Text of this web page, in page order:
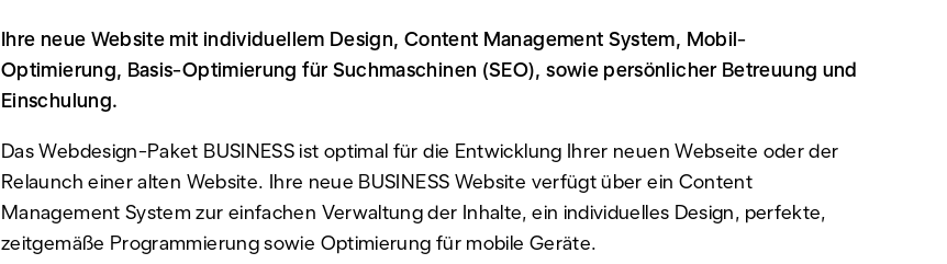
Ihre neue Website mit individuellem Design, Content Management System, Mobil-
Optimierung, Basis-Optimierung für Suchmaschinen (SEO), sowie persönlicher Betreuung und
Einschulung.
Das Webdesign-Paket BUSINESS ist optimal für die Entwicklung Ihrer neuen Webseite oder der
Relaunch einer alten Website. Ihre neue BUSINESS Website verfügt über ein Content
Management System zur einfachen Verwaltung der Inhalte, ein individuelles Design, perfekte,
zeitgemäße Programmierung sowie Optimierung für mobile Geräte.